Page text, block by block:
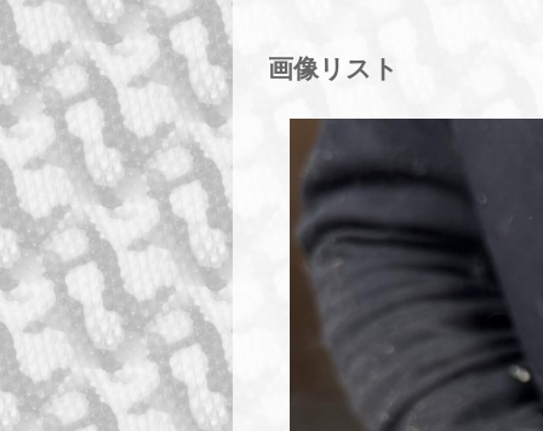
画像リスト